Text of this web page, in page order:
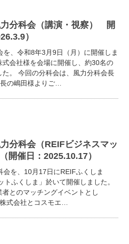
分科会（講演・視察） 開
）
、令和8年3月9日（月）に開催しま
式会社様を会場に開催し、約30名の
。 今回の分科会は、風力分科会長
の嶋田様よりご…
分科会（REIFビジネスマッ
催日：2025.10.17）
を、10月17日にREIFふくしま
ふくしま」於いて開催しました。
とのマッチングイベントとし
式会社とコスモエ…